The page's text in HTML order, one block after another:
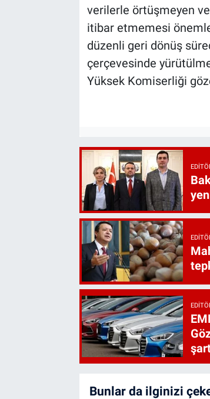
verilerle örtüşmeyen ve
itibar etmemesi
düzenli geri dönüş
çerçevesinde
Yüksek Komiserliği
Bunlar da ilginizi